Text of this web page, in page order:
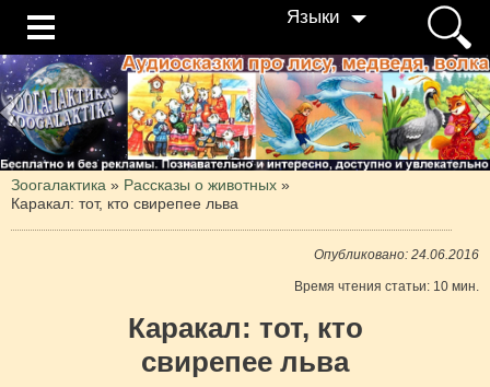
Языки
Зоогалактика » Рассказы о животных »
Каракал: тот, кто свирепее льва
Опубликовано: 24.06.2016
Время чтения статьи: 10 мин.
Каракал: тот, кто
свирепее льва